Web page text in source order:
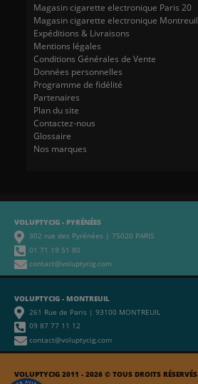
Magasin cigarette electronique Paris 20
Magasin cigarette electronique Montreuil
Expéditions & Livraisons
Mentions légales
Conditions Générales de Vente
Données personnelles
Programme de fidélité
Partenaires
Plan du site
Contactez-nous
Glossaire
Nos marques
VOLUPTYCIG - PYRÉNÉES
302 rue des Pyrénées | 75020 PARIS
01 71 19 51 80
contact@voluptycig.com
VOLUPTYCIG 2011 - 2026 © TOUS DROITS RÉSERVÉS
VOLUPTYCIG - MONTREUIL
261 Rue de Paris | 93100 MONTREUIL
09 87 77 11 12
contact@voluptycig.com